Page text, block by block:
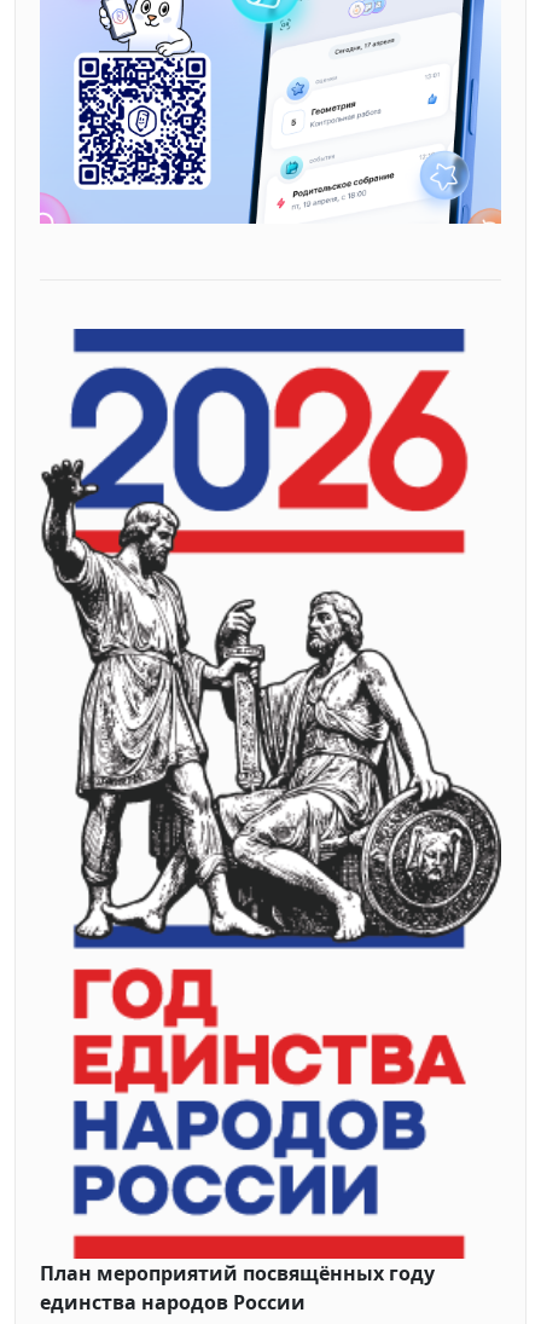
План мероприятий посвящённых году
единства народов России